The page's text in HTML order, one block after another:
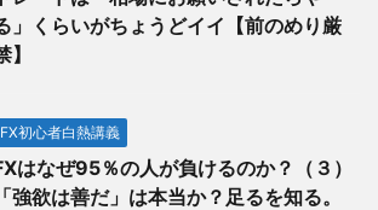
」くらいがちょうどイイ【前のめり厳
】
FX初心者白熱講義
はなぜ95％の人が負けるのか？（３）
「強欲は善だ」は本当か？足るを知る。